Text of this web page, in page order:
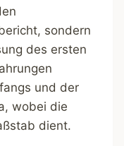
sondern
des ersten
und der
wobei die
dient.